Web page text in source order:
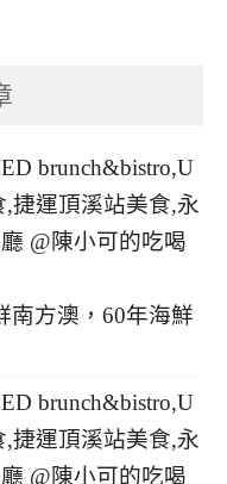
南方澳，60年海鮮